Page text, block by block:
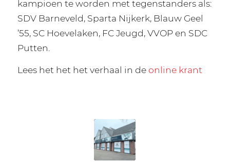
kampioen te worden met tegenstanders als:
SDV Barneveld, Sparta Nijkerk, Blauw Geel
’55, SC Hoevelaken, FC Jeugd, VVOP en SDC
Putten.
Lees het het het verhaal in deonline krant